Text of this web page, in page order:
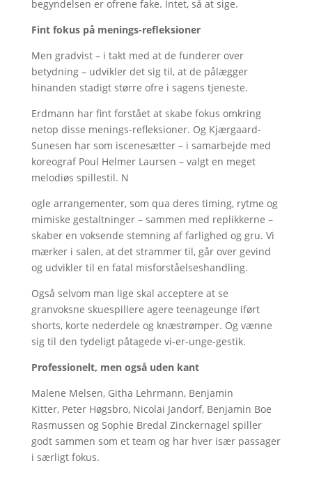
begyndelsen er ofrene fake. Intet, så at sige.
Fint fokus på menings-refleksioner
Men gradvist – i takt med at de funderer over
betydning – udvikler det sig til, at de pålægger
hinanden stadigt større ofre i sagens tjeneste.
Erdmann har fint forstået at skabe fokus omkring
netop disse menings-refleksioner. Og Kjærgaard-
Sunesen har som iscenesætter – i samarbejde med
koreograf Poul Helmer Laursen – valgt en meget
melodiøs spillestil. N
ogle arrangementer, som qua deres timing, rytme og
mimiske gestaltninger – sammen med replikkerne –
skaber en voksende stemning af farlighed og gru. Vi
mærker i salen, at det strammer til, går over gevind
og udvikler til en fatal misforståelseshandling.
Også selvom man lige skal acceptere at se
granvoksne skuespillere agere teenageunge iført
shorts, korte nederdele og knæstrømper. Og vænne
sig til den tydeligt påtagede vi-er-unge-gestik.
Professionelt, men også uden kant
Malene Melsen, Githa Lehrmann, Benjamin
Kitter, Peter Høgsbro, Nicolai Jandorf, Benjamin Boe
Rasmussen og Sophie Bredal Zinckernagel spiller
godt sammen som et team og har hver især passager
i særligt fokus.